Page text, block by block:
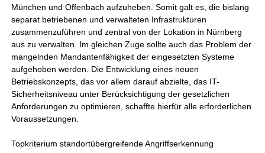
München und Offenbach aufzuheben. Somit galt es, die bislang
separat betriebenen und verwalteten Infrastrukturen
zusammenzuführen und zentral von der Lokation in Nürnberg
aus zu verwalten. Im gleichen Zuge sollte auch das Problem der
mangelnden Mandantenfähigkeit der eingesetzten Systeme
aufgehoben werden. Die Entwicklung eines neuen
Betriebskonzepts, das vor allem darauf abzielte, das IT-
Sicherheitsniveau unter Berücksichtigung der gesetzlichen
Anforderungen zu optimieren, schaffte hierfür alle erforderlichen
Voraussetzungen.
Topkriterium standortübergreifende Angriffserkennung